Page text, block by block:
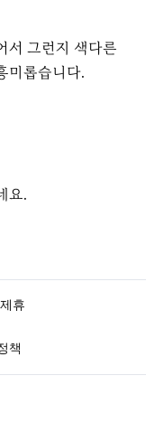
서 그런지 색다른
미롭습니다.
요.
휴
책